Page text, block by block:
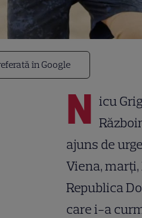
în Google
N icu
ajuns de
Viena, marți,
Republica
care i-a